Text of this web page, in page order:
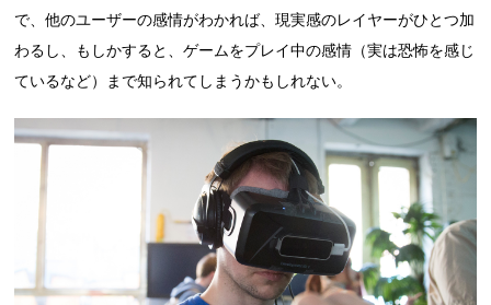
で、他のユーザーの感情がわかれば、現実感のレイヤーがひとつ加
わるし、もしかすると、ゲームをプレイ中の感情（実は恐怖を感じ
ているなど）まで知られてしまうかもしれない。